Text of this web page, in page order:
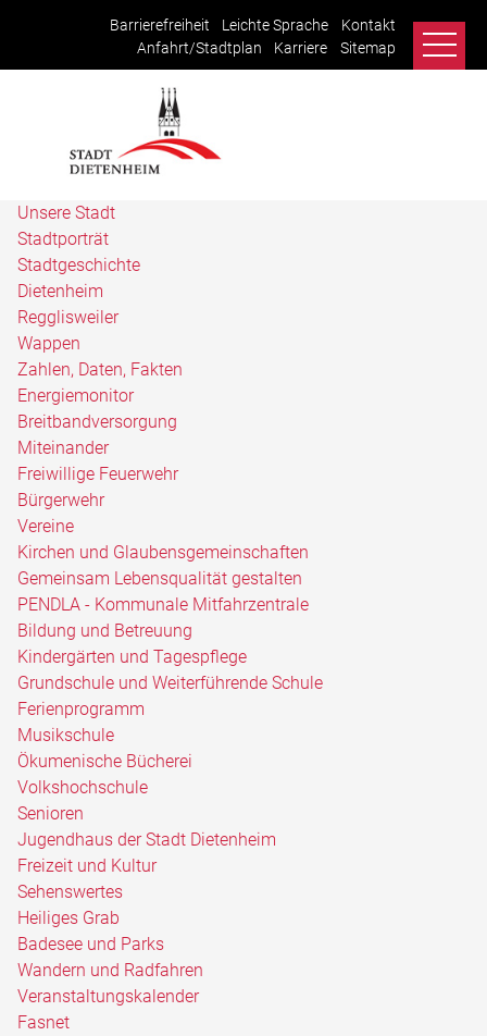
Barrierefreiheit Leichte Sprache
Kontakt
Anfahrt/Stadtplan
Karriere Sitemap
Unsere Stadt
Stadtporträt
Stadtgeschichte
Dietenheim
Regglisweiler
Wappen
Zahlen, Daten, Fakten
Energiemonitor
Breitbandversorgung
Miteinander
Freiwillige Feuerwehr
Bürgerwehr
Vereine
Kirchen und Glaubensgemeinschaften
Gemeinsam Lebensqualität gestalten
PENDLA - Kommunale Mitfahrzentrale
Bildung und Betreuung
Kindergärten und Tagespflege
Grundschule und Weiterführende Schule
Ferienprogramm
Musikschule
Ökumenische Bücherei
Volkshochschule
Senioren
Jugendhaus der Stadt Dietenheim
Freizeit und Kultur
Sehenswertes
Heiliges Grab
Badesee und Parks
Wandern und Radfahren
Veranstaltungskalender
Fasnet